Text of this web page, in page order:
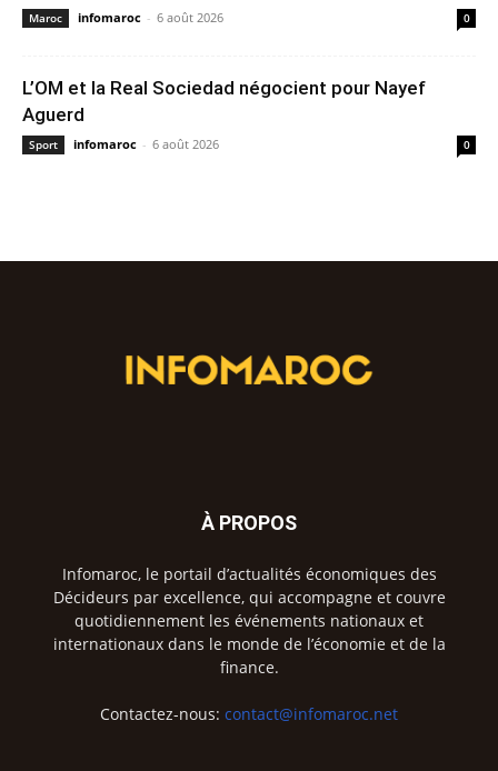
Maroc infomaroc - 6 août 2026 0
L’OM et la Real Sociedad négocient pour Nayef
Aguerd
Sport infomaroc - 6 août 2026 0
À PROPOS
Infomaroc, le portail d’actualités économiques des
Décideurs par excellence, qui accompagne et couvre
quotidiennement les événements nationaux et
internationaux dans le monde de l’économie et de la
finance.
Contactez-nous: contact@infomaroc.net